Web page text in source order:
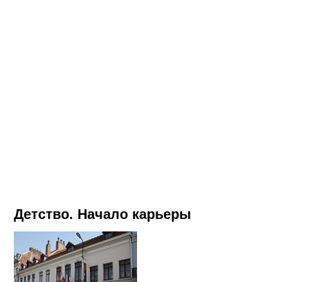
Детство. Начало карьеры